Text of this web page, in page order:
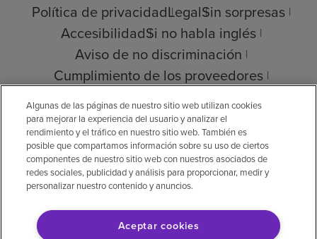
Política de privacidadLegalSin sorpresas
AccesibilidadSi no habla inglés
Aviso de no discriminación
Cumplimiento de los proveedores
Transparencia de precios
© 2026 Encompass Health Corporation
Preferencias de cookies
Algunas de las páginas de nuestro sitio web utilizan cookies
para mejorar la experiencia del usuario y analizar el
rendimiento y el tráfico en nuestro sitio web. También es
posible que compartamos información sobre su uso de ciertos
componentes de nuestro sitio web con nuestros asociados de
redes sociales, publicidad y análisis para proporcionar, medir y
personalizar nuestro contenido y anuncios.
Aceptar cookies